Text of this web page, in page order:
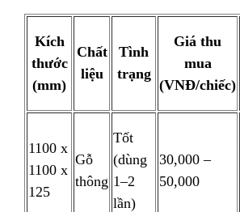
Kích
thước
(mm)
Chất
liệu
Tình
trạng
Giá thu
mua
(VNĐ/chiếc)
1100 x
1100 x
125
Gỗ
thông
Tốt
(dùng
1–2
lần)
30,000 –
50,000